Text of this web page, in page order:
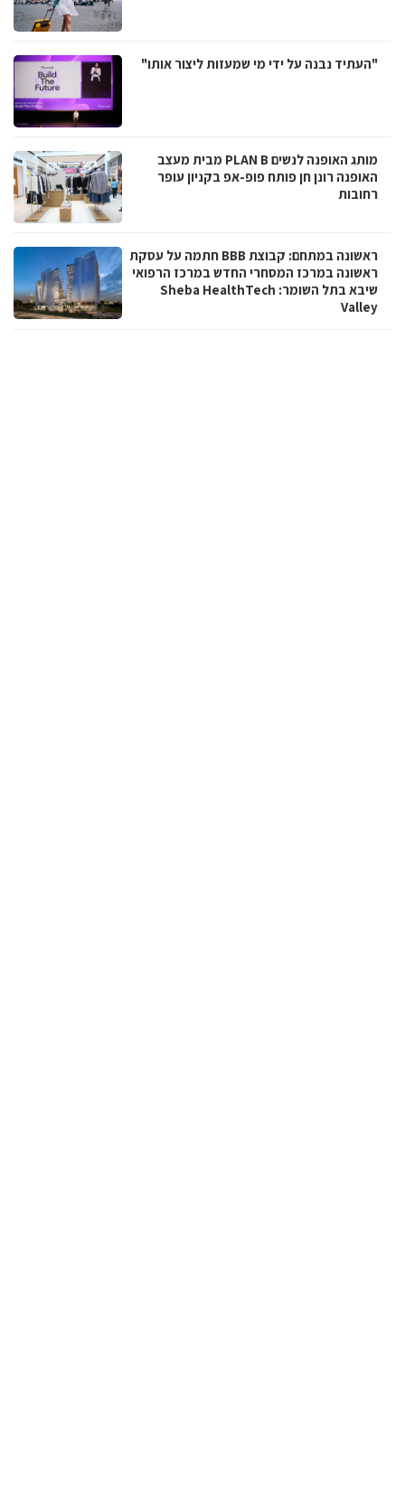
"העתיד נבנה על ידי מי שמעזות ליצור אותו"
מותג האופנה לנשים PLAN B מבית מעצב
האופנה רונן חן פותח פופ-אפ בקניון עופר
רחובות
ראשונה במתחם: קבוצת BBB חתמה על עסקת
ראשונה במרכז המסחרי החדש במרכז הרפואי
שיבא בתל השומר: Sheba HealthTech
Valley